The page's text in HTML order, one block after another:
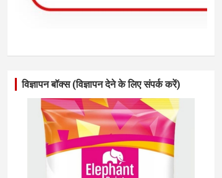
विज्ञापन बॉक्स (विज्ञापन देने के लिए संपर्क करें)